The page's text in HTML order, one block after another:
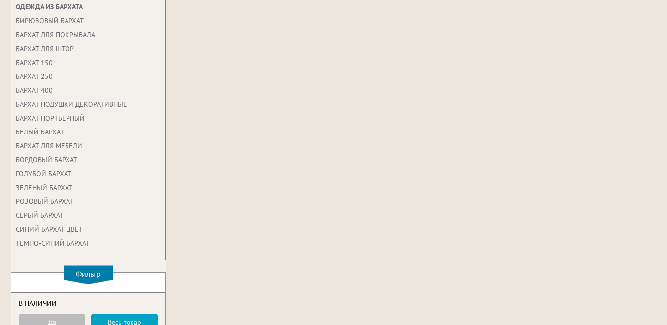
ОДЕЖДА ИЗ БАРХАТА
БИРЮЗОВЫЙ БАРХАТ
БАРХАТ ДЛЯ ПОКРЫВАЛА
БАРХАТ ДЛЯ ШТОР
БАРХАТ 150
БАРХАТ 250
БАРХАТ 400
БАРХАТ ПОДУШКИ ДЕКОРАТИВНЫЕ
БАРХАТ ПОРТЬЕРНЫЙ
БЕЛЫЙ БАРХАТ
БАРХАТ ДЛЯ МЕБЕЛИ
БОРДОВЫЙ БАРХАТ
ГОЛУБОЙ БАРХАТ
ЗЕЛЕНЫЙ БАРХАТ
РОЗОВЫЙ БАРХАТ
СЕРЫЙ БАРХАТ
СИНИЙ БАРХАТ ЦВЕТ
ТЕМНО-СИНИЙ БАРХАТ
Фильтр
В НАЛИЧИИ
Да Весь товар